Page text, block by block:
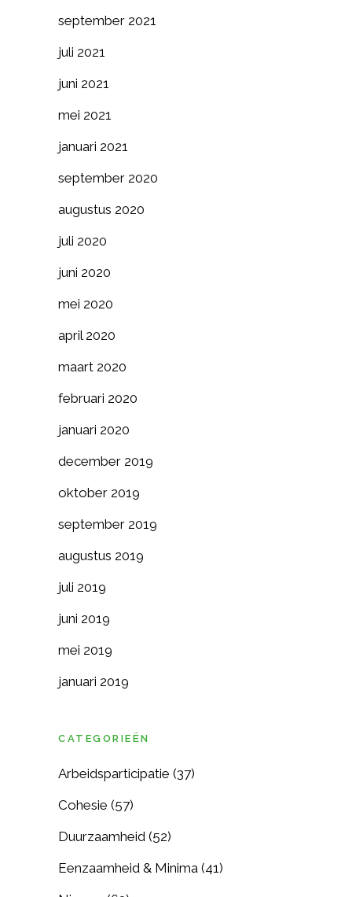
september 2021
juli 2021
juni 2021
mei 2021
januari 2021
september 2020
augustus 2020
juli 2020
juni 2020
mei 2020
april 2020
maart 2020
februari 2020
januari 2020
december 2019
oktober 2019
september 2019
augustus 2019
juli 2019
juni 2019
mei 2019
januari 2019
CATEGORIEËN
Arbeidsparticipatie (37)
Cohesie (57)
Duurzaamheid (52)
Eenzaamheid & Minima (41)